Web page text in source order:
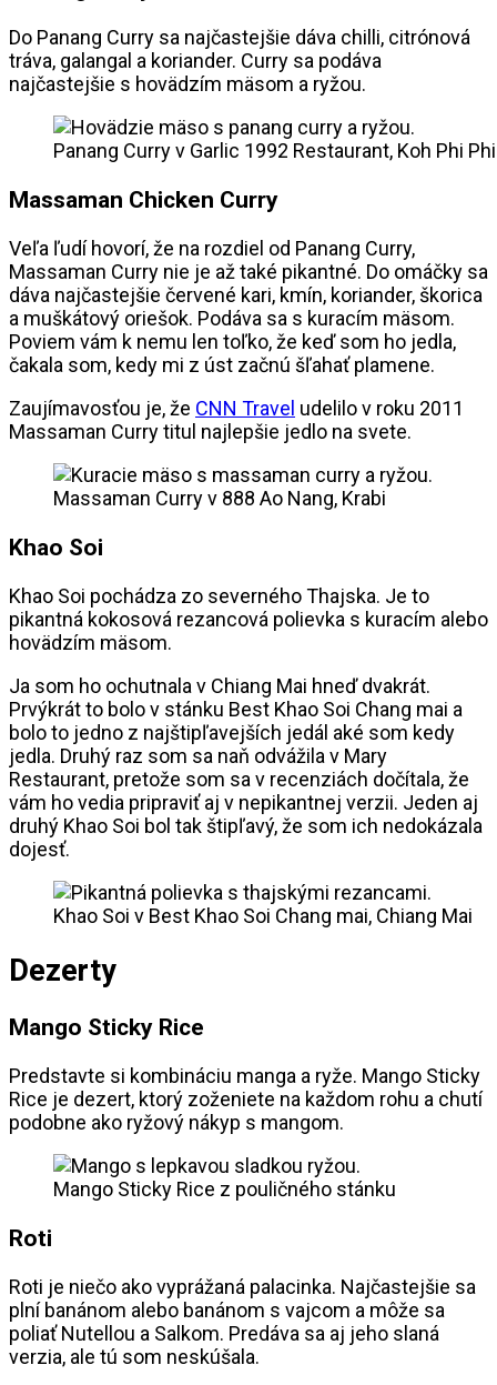
Do Panang Curry sa najčastejšie dáva chilli, citrónová
tráva, galangal a koriander. Curry sa podáva
najčastejšie s hovädzím mäsom a ryžou.
Panang Curry v Garlic 1992 Restaurant, Koh Phi Phi
Massaman Chicken Curry
Veľa ľudí hovorí, že na rozdiel od Panang Curry,
Massaman Curry nie je až také pikantné. Do omáčky sa
dáva najčastejšie červené kari, kmín, koriander, škorica
a muškátový oriešok. Podáva sa s kuracím mäsom.
Poviem vám k nemu len toľko, že keď som ho jedla,
čakala som, kedy mi z úst začnú šľahať plamene.
Zaujímavosťou je, že CNN Travel udelilo v roku 2011
Massaman Curry titul najlepšie jedlo na svete.
Massaman Curry v 888 Ao Nang, Krabi
Khao Soi
Khao Soi pochádza zo severného Thajska. Je to
pikantná kokosová rezancová polievka s kuracím alebo
hovädzím mäsom.
Ja som ho ochutnala v Chiang Mai hneď dvakrát.
Prvýkrát to bolo v stánku Best Khao Soi Chang mai a
bolo to jedno z najštipľavejších jedál aké som kedy
jedla. Druhý raz som sa naň odvážila v Mary
Restaurant, pretože som sa v recenziách dočítala, že
vám ho vedia pripraviť aj v nepikantnej verzii. Jeden aj
druhý Khao Soi bol tak štipľavý, že som ich nedokázala
dojesť.
Khao Soi v Best Khao Soi Chang mai, Chiang Mai
Dezerty
Mango Sticky Rice
Predstavte si kombináciu manga a ryže. Mango Sticky
Rice je dezert, ktorý zoženiete na každom rohu a chutí
podobne ako ryžový nákyp s mangom.
Mango Sticky Rice z pouličného stánku
Roti
Roti je niečo ako vyprážaná palacinka. Najčastejšie sa
plní banánom alebo banánom s vajcom a môže sa
poliať Nutellou a Salkom. Predáva sa aj jeho slaná
verzia, ale tú som neskúšala.